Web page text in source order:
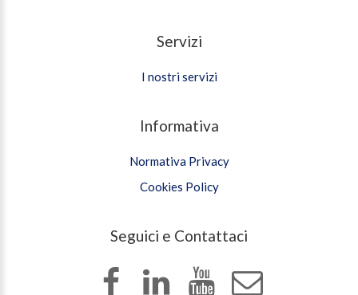
Servizi
I nostri servizi
Informativa
Normativa Privacy
Cookies Policy
Seguici e Contattaci